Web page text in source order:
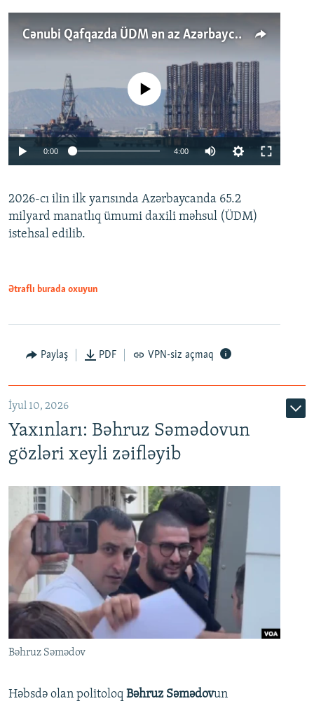
Cənubi Qafqazda ÜDM ən az Azərbaycanda artır: Qonşuları niyə Bakını qabaqlaya bilir?
Auto 240p 360p 480p
No media source currently available
0:00 4:00
360p
480p
2026-cı ilin ilk yarısında Azərbaycanda 65.2
milyard manatlıq ümumi daxili məhsul (ÜDM)
istehsal edilib.
Ətraflı burada oxuyun
Paylaş PDF VPN-siz açmaq
İyul 10, 2026
Yaxınları: Bəhruz Səmədovun
gözləri xeyli zəifləyib
Bəhruz Səmədov
Həbsdə olan politoloq Bəhruz Səmədovun